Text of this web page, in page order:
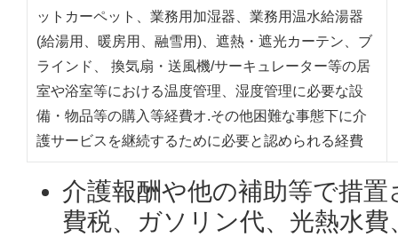
ットカーペット、業務用加湿器、業務用温水給湯器
(給湯用、暖房用、融雪用)、遮熱・遮光カーテン、ブ
ラインド、 換気扇・送風機/サーキュレーター等の居
室や浴室等における温度管理、湿度管理に必要な設
備・物品等の購入等経費オ.その他困難な事態下に介
護サービスを継続するために必要と認められる経費
介護報酬や他の補助等で措
費税、ガソリン代、光熱水